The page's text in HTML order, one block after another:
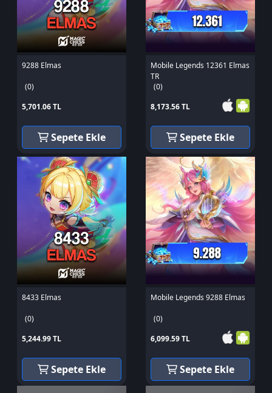
9288 Elmas
(0)
5,701.06 TL
Sepete Ekle
Mobile Legends 12361 Elmas
TR
(0)
8,173.56 TL
Sepete Ekle
8433 Elmas
(0)
5,244.99 TL
Sepete Ekle
Mobile Legends 9288 Elmas
(0)
6,099.59 TL
Sepete Ekle